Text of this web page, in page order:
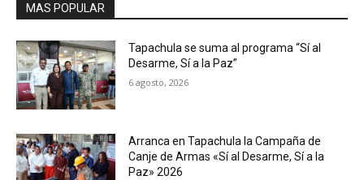
MAS POPULAR
Tapachula se suma al programa “Sí al
Desarme, Sí a la Paz”
6 agosto, 2026
Arranca en Tapachula la Campaña de
Canje de Armas «Sí al Desarme, Sí a la
Paz» 2026